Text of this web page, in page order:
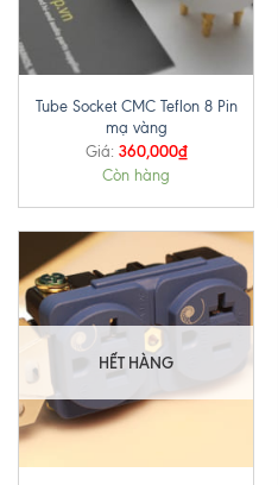
Tube Socket CMC Teflon 8 Pin
mạ vàng
Giá: 360,000₫
Còn hàng
HẾT HÀNG